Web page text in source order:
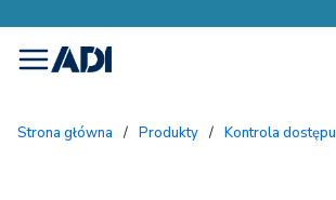
menu
Strona główna / Produkty / Kontrola dostępu